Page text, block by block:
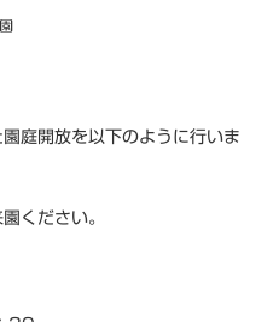
庭開放を以下のように行いま
ください。